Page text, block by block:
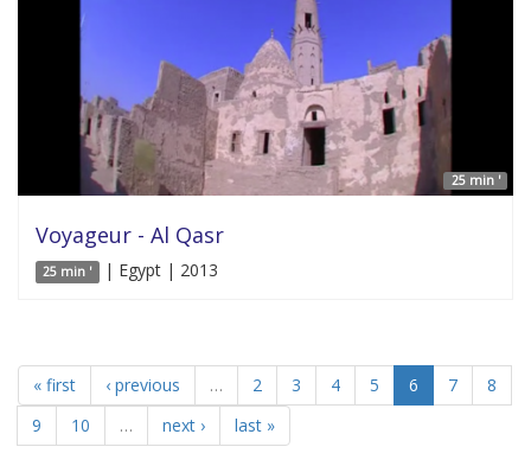
25 min '
Voyageur - Al Qasr
25 min ' | Egypt | 2013
« first ‹ previous … 2 3 4 5 6 7
8
9
10 … next › last »